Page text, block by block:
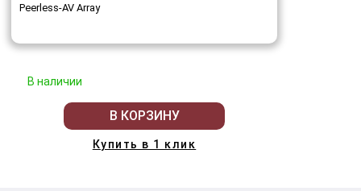
Peerless-AV Array
В наличии
В КОРЗИНУ
Купить в 1 клик